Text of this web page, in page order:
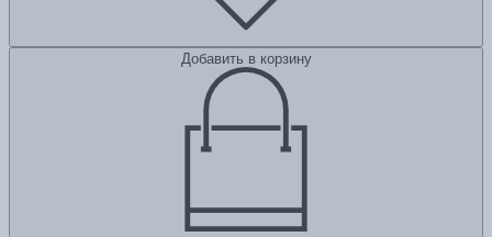
Добавить в корзину